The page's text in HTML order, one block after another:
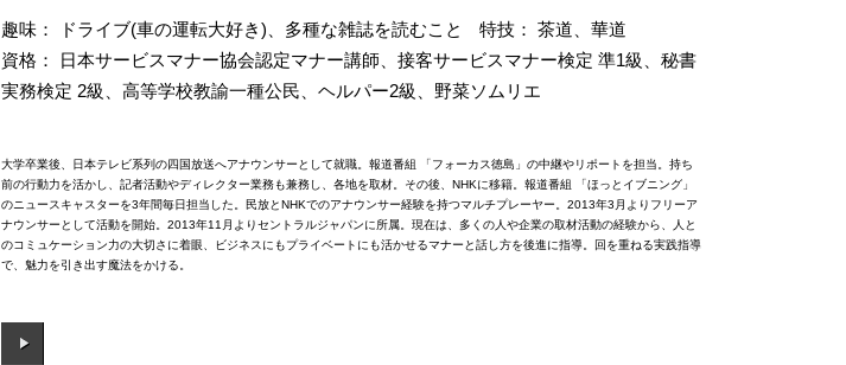
趣味： ドライブ(車の運転大好き)、多種な雑誌を読むこと
特技： 茶道、華道
資格： 日本サービスマナー協会認定マナー講師、接客サービスマナー検定 準1級、秘書
実務検定 2級、高等学校教諭一種公民、ヘルパー2級、野菜ソムリエ
大学卒業後、日本テレビ系列の四国放送へアナウンサーとして就職。報道番組 「フォーカス徳島」の中継やリポートを担当。持ち
前の行動力を活かし、記者活動やディレクター業務も兼務し、各地を取材。その後、NHKに移籍。報道番組 「ほっとイブニング」
のニュースキャスターを3年間毎日担当した。民放とNHKでのアナウンサー経験を持つマルチプレーヤー。2013年3月よりフリーア
ナウンサーとして活動を開始。2013年11月よりセントラルジャパンに所属。現在は、多くの人や企業の取材活動の経験から、人と
のコミュケーション力の大切さに着眼、ビジネスにもプライベートにも活かせるマナーと話し方を後進に指導。回を重ねる実践指導
で、魅力を引き出す魔法をかける。